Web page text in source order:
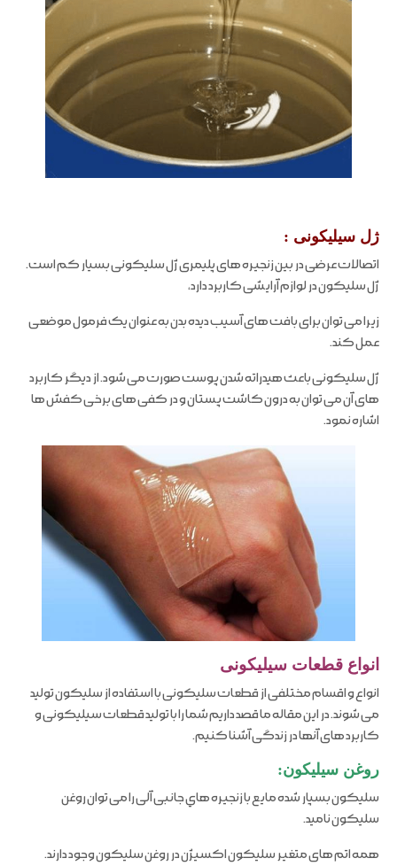
ژل سیلیکونی :
اتصالات عرضی در بین زنجیره های پلیمری ژل سلیکونی بسیار کم است.
ژل سلیکون در لوازم آرایشی کاربرد دارد،
زیرا می توان برای بافت های آسیب دیده بدن به عنوان یک فرمول موضعی
عمل کند.
ژل سلیکونی باعث هیدراته شدن پوست صورت می شود. از دیگر کاربرد
های آن می توان به درون کاشت پستان و در کفی های برخی کفش ها
اشاره نمود.
انواع قطعات سیلیکونی
انواع و اقسام مختلفی از قطعات سلیکونی با استفاده از سلیکون تولید
می شوند. در این مقاله ما قصد داریم شما را با تولید قطعات سیلیکونی و
کاربرد های آنها در زندگی آشنا کنیم.
روغن سیلیکون:
سلیکون بسپار شده مایع با زنجیره هاي جانبی آلی را می توان روغن
سلیکون نامید.
همه اتم های متغیر سلیکون اکسیژن در روغن سلیکون وجود دارند.